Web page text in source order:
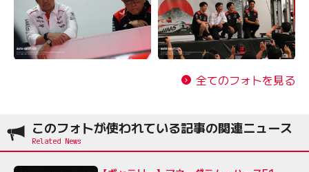
全てのフォトを見る
このフォトが使われている記事の関連ニュース